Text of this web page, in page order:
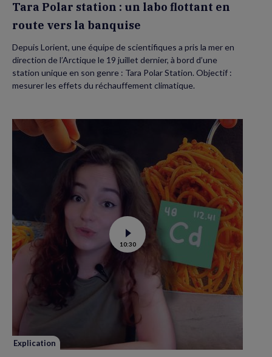
Tara Polar station : un labo flottant en
route vers la banquise
Depuis Lorient, une équipe de scientifiques a pris la mer en
direction de l’Arctique le 19 juillet dernier, à bord d’une
station unique en son genre : Tara Polar Station. Objectif :
mesurer les effets du réchauffement climatique.
Voir
la
vidéo
Contamination
au
cadmium :
ce
savoir
10:30
Explication